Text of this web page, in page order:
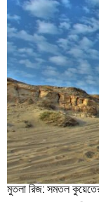
মুতলা রিজ: সমতল